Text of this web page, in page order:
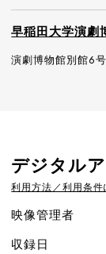
早稲田大学演劇
演劇博物館別館6
デジタル
利用方法／利用条件
映像管理者
収録日